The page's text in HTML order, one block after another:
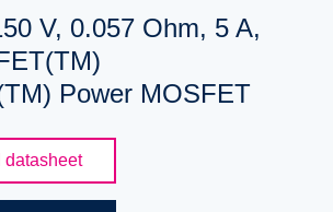
V, 0.057 Ohm, 5 A,
Power MOSFET
datasheet